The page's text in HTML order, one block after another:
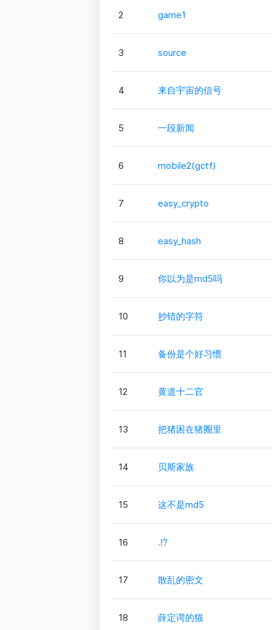
2 game1
3 source
4 来自宇宙的信号
5 一段新闻
6 mobile2(gctf)
7 easy_crypto
8 easy_hash
9 你以为是md5吗
10 抄错的字符
11 备份是个好习惯
12 黄道十二官
13 把猪困在猪圈里
14 贝斯家族
15 这不是md5
16 .!?
17 散乱的密文
18 薛定谔的猫